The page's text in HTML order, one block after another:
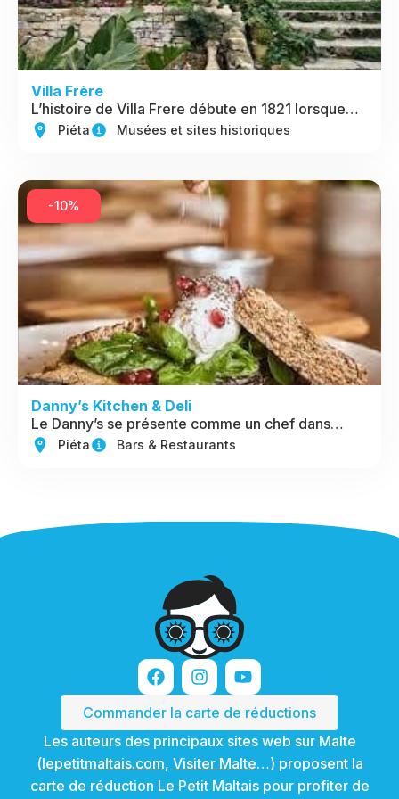
Villa Frère
L’histoire de Villa Frere débute en 1821 lorsque…
Piéta Musées et sites historiques
-10%
Danny’s Kitchen & Deli
Le Danny’s se présente comme un chef dans…
Piéta Bars & Restaurants
Commander la carte de réductions
Les auteurs des principaux sites web sur Malte
(lepetitmaltais.com, Visiter Malte…) proposent la
carte de réduction Le Petit Maltais pour profiter de